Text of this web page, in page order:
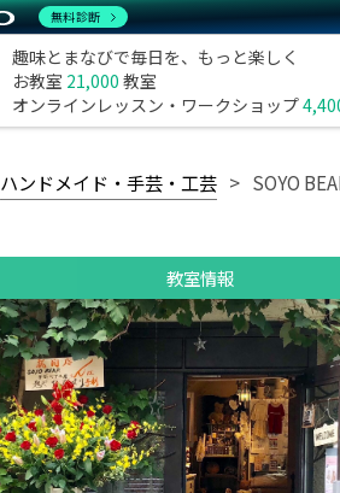
趣味とまなびで毎日を、もっと楽しく
お教室 21,000 教室
オンラインレッスン・ワークショップ
ハンドメイド・手芸・工芸 SOYO
教室情報
無料診断